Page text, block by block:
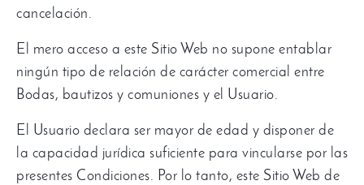
cancelación.
El mero acceso a este Sitio Web no supone entablar
ningún tipo de relación de carácter comercial entre
Bodas, bautizos y comuniones y el Usuario.
El Usuario declara ser mayor de edad y disponer de
la capacidad jurídica suficiente para vincularse por las
presentes Condiciones. Por lo tanto, este Sitio Web de